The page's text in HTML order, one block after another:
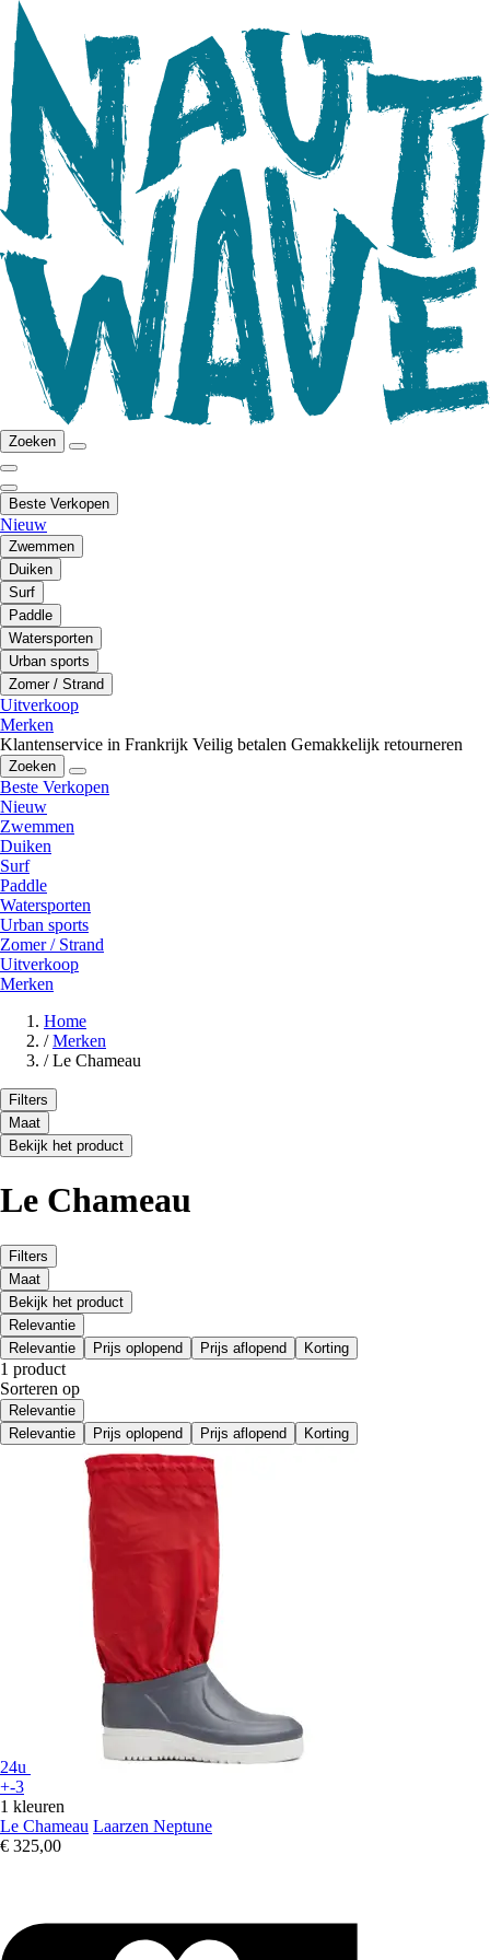
Zoeken
Beste Verkopen
Nieuw
Zwemmen
Duiken
Surf
Paddle
Watersporten
Urban sports
Zomer / Strand
Uitverkoop
Merken
Klantenservice in Frankrijk Veilig betalen Gemakkelijk retourneren
Zoeken
Beste Verkopen
Nieuw
Zwemmen
Duiken
Surf
Paddle
Watersporten
Urban sports
Zomer / Strand
Uitverkoop
Merken
Home
/ Merken
/ Le Chameau
Filters
Maat
Bekijk het product
Le Chameau
Filters
Maat
Bekijk het product
Relevantie
Relevantie
Prijs oplopend Prijs aflopend Korting
1 product
Sorteren op
Relevantie
Relevantie
Prijs oplopend Prijs aflopend Korting
24u
+-3
1 kleuren
Le Chameau Laarzen Neptune
€ 325,00